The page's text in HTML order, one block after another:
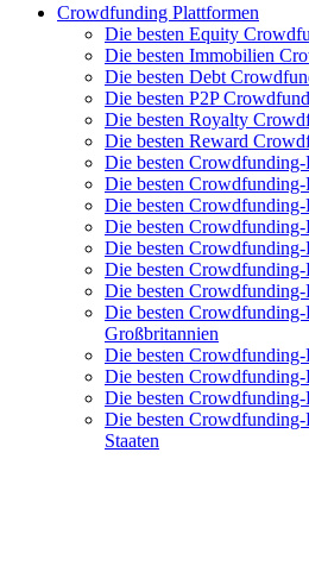
Crowdfunding Plattformen
Die besten Equity
Die besten Immobilien
Die besten Debt
Die besten P2P
Die besten Royalty
Die besten Reward
Die besten
Die besten
Die besten
Die besten
Die besten
Die besten
Die besten
Die besten
Großbritannien
Die besten
Die besten
Die besten
Die besten
Staaten